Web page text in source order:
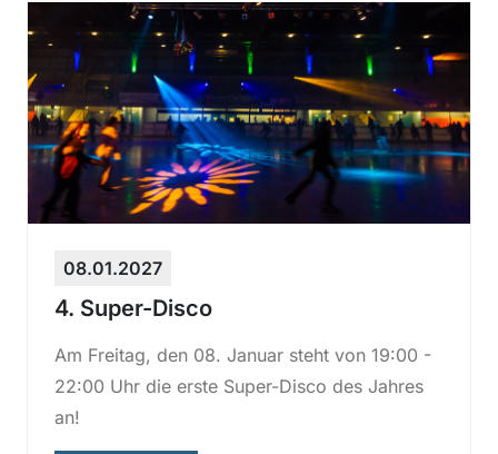
08.01.2027
4. Super-Disco
Am Freitag, den 08. Januar steht von 19:00 -
22:00 Uhr die erste Super-Disco des Jahres
an!